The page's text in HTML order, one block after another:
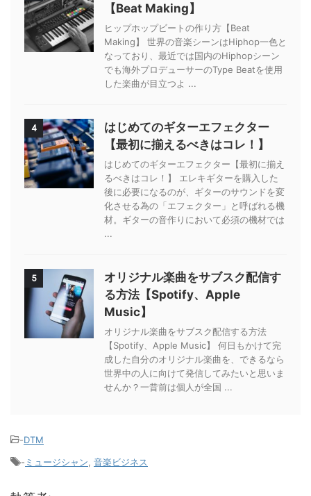
【Beat Making】
ヒップホップビートの作り方【Beat
Making】 世界の音楽シーンはHiphop一色と
なっており、最近では国内のHiphopシーン
でも海外プロデューサーのType Beatを使用
した楽曲が目立つよ ...
4
はじめてのギターエフェクター
【最初に揃えるべきはコレ！】
はじめてのギターエフェクター【最初に揃え
るべきはコレ！】 エレキギターを購入した
後に必要になるのが、ギターのサウンドを変
化させる為の「エフェクター」と呼ばれる機
材。ギターの音作りにおいて必須の機材では
...
5
オリジナル楽曲をサブスク配信す
る方法【Spotify、Apple
Music】
オリジナル楽曲をサブスク配信する方法
【Spotify、Apple Music】 何日もかけて完
成した自分のオリジナル楽曲を、できるなら
世界中の人に向けて発信してみたいと思いま
せんか？一昔前は個人が全国 ...
-DTM
- ミュージシャン 音楽ビジネス